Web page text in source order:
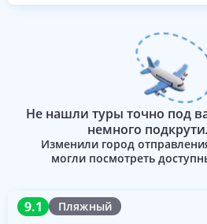
Не нашли туры точно под
немного
Изменили город
могли посмотреть
9.1 Пляжный
9.1